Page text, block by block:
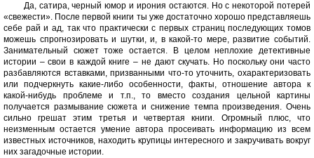
Да, сатира, черный юмор и ирония остаются. Но с некоторой потерей
«свежести». После первой книги ты уже достаточно хорошо представляешь
себе рай и ад, так что практически с первых страниц последующих томов
можешь спрогнозировать и шутки, и, в какой-то мере, развитие событий.
Занимательный сюжет тоже остается. В целом неплохие детективные
истории – свои в каждой книге – не дают скучать. Но поскольку они часто
разбавляются вставками, призванными что-то уточнить, охарактеризовать
или подчеркнуть какие-либо особенности, факты, отношение автора к
какой-нибудь проблеме и т.п., то вместо создания цельной картины
получается размывание сюжета и снижение темпа произведения. Очень
сильно грешат этим третья и четвертая книги. Огромный плюс, что
неизменным остается умение автора просеивать информацию из всем
известных источников, находить крупицы интересного и закручивать вокруг
них загадочные истории.